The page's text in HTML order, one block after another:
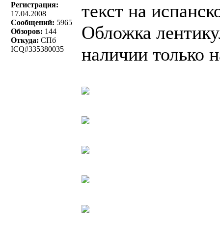
Регистрация:
17.04.2008
Сообщений: 5965
Обзоров: 144
Откуда: СПб
ICQ#335380035
текст на
Обложка
наличии только